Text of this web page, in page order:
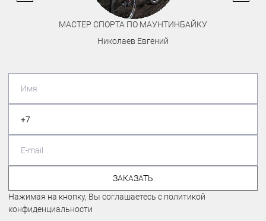
МАСТЕР СПОРТА ПО МАУНТИНБАЙКУ
Николаев Евгений
ЗАКАЗАТЬ
Нажимая на кнопку, Вы соглашаетесь с политикой
конфиденциальности